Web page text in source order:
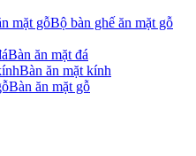
Bộ bàn ghế ăn mặt gỗ
Bàn ăn mặt đá
Bàn ăn mặt kính
Bàn ăn mặt gỗ